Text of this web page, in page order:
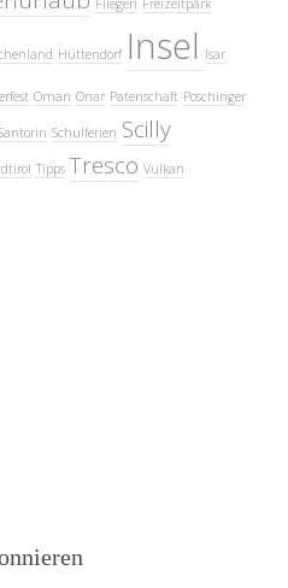
Fliegen Freizeitpark
Hüttendorf Insel Isar
Oman Onar Patenschaft Poschinger
Schulferien Scilly
Tipps Tresco Vulkan